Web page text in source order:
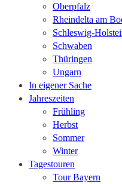
Oberpfalz
Rheindelta am
Schleswig-
Schwaben
Thüringen
Ungarn
In eigener Sache
Jahreszeiten
Frühling
Herbst
Sommer
Winter
Tagestouren
Tour Bayern